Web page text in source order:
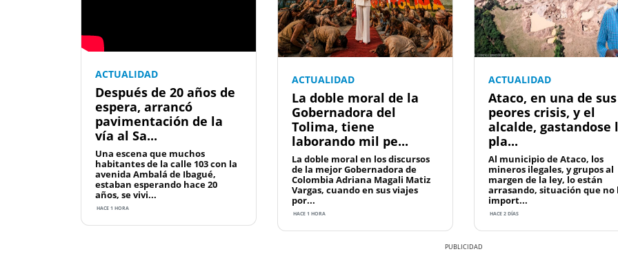
ACTUALIDAD
Después de 20 años de
espera, arrancó
pavimentación de la
vía al Sa...
Una escena que muchos
habitantes de la calle 103 con la
avenida Ambalá de Ibagué,
estaban esperando hace 20
años, se vivi...
HACE 1 HORA
ACTUALIDAD
La doble moral de la
Gobernadora del
Tolima, tiene
laborando mil pe...
La doble moral en los discursos
de la mejor Gobernadora de
Colombia Adriana Magali Matiz
Vargas, cuando en sus viajes
por...
HACE 1 HORA
ACTUALIDAD
Ataco, en una de sus
peores crisis, y el
alcalde, gastandose
pla...
Al municipio de Ataco, los
mineros ilegales, y grupos al
margen de la ley, lo están
arrasando, situación que no
import...
HACE 2 DÍAS